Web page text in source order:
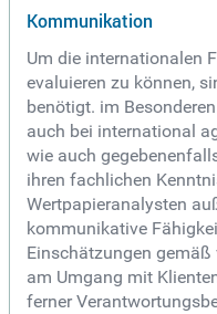
Kommunikation
Um die internationalen
evaluieren zu können,
benötigt. im
auch bei international
wie auch
ihren fachlichen
Wertpapieranalysten
kommunikative
Einschätzungen
am Umgang mit
ferner